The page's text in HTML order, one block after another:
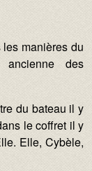
manières du
des
du bateau il y
le coffret il y
Elle, Cybèle,